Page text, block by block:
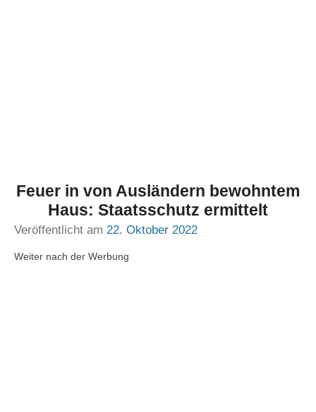
Feuer in von Ausländern bewohntem
Haus: Staatsschutz ermittelt
Veröffentlicht am 22. Oktober 2022
Weiter nach der Werbung